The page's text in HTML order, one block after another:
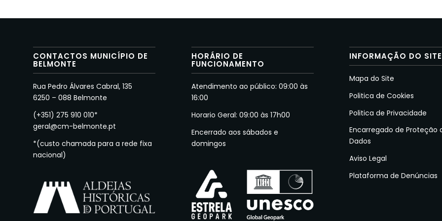
CONTACTOS MUNICÍPIO DE
BELMONTE
Rua Pedro Álvares Cabral, 135
6250 – 088 Belmonte
(+351) 275 910 010*
geral@cm-belmonte.pt
*(custo chamada para a rede fixa
nacional)
HORÁRIO DE
FUNCIONAMENTO
Atendimento ao público: 09:00 às
16:00
Horario Geral: 09:00 às 17h00
Encerrado aos sábados e
domingos
INFORMAÇÃO DO SITE
Mapa do Site
Politica de Cookies
Politica de Privacidade
Encarregado de Proteção
Dados
Aviso Legal
Plataforma de Denúncias